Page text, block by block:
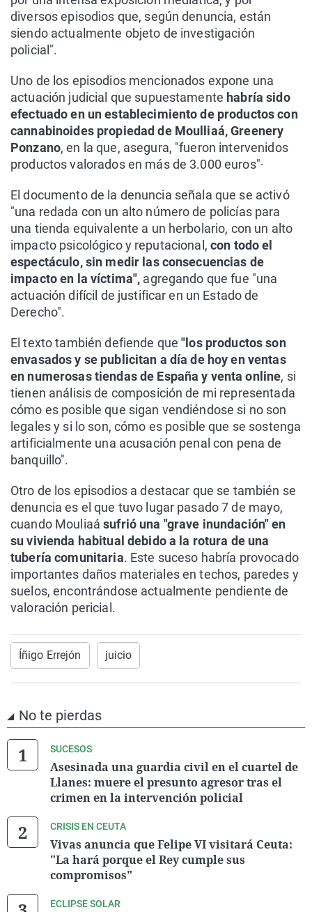
diversos episodios que, según denuncia, están
siendo actualmente objeto de investigación
policial".
Uno de los episodios mencionados expone una
actuación judicial que supuestamente habría sido
efectuado en un establecimiento de productos con
cannabinoides propiedad de Moulliaá, Greenery
Ponzano, en la que, asegura, "fueron intervenidos
productos valorados en más de 3.000 euros"·
El documento de la denuncia señala que se activó
"una redada con un alto número de policías para
una tienda equivalente a un herbolario, con un alto
impacto psicológico y reputacional, con todo el
espectáculo, sin medir las consecuencias de
impacto en la víctima", agregando que fue "una
actuación difícil de justificar en un Estado de
Derecho".
El texto también defiende que"los productos son
envasados y se publicitan a día de hoy en ventas
en numerosas tiendas de España y venta online, si
tienen análisis de composición de mi representada
cómo es posible que sigan vendiéndose si no son
legales y si lo son, cómo es posible que se sostenga
artificialmente una acusación penal con pena de
banquillo".
Otro de los episodios a destacar que se también se
denuncia es el que tuvo lugar pasado 7 de mayo,
cuando Mouliaásufrió una "grave inundación" en
su vivienda habitual debido a la rotura de una
tubería comunitaria. Este suceso habría provocado
importantes daños materiales en techos, paredes y
suelos, encontrándose actualmente pendiente de
valoración pericial.
Íñigo Errejón juicio
No te pierdas
SUCESOS
Asesinada una guardia civil en el cuartel de
Llanes: muere el presunto agresor tras el
crimen en la intervención policial
CRISIS EN CEUTA
Vivas anuncia que Felipe VI visitará Ceuta:
"La hará porque el Rey cumple sus
compromisos"
ECLIPSE SOLAR